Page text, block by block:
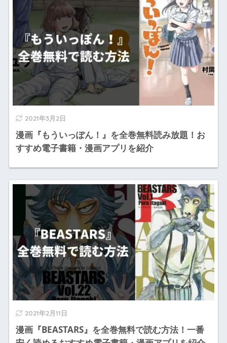
2021年3月2日
漫画『もういっぽん！』を全巻無料読み放題！お
すすめ電子書籍・漫画アプリを紹介
2021年2月11日
漫画『BEASTARS』を全巻無料で読む方法！一番